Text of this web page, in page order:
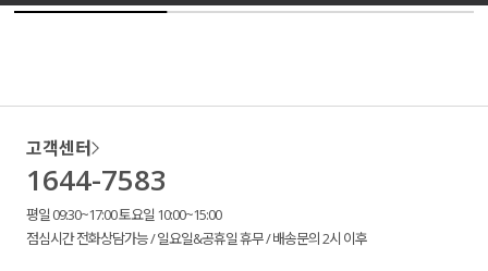
고객센터
1644-7583
평일 09:30~17:00 토요일 10:00~15:00
점심시간 전화상담가능 / 일요일&공휴일 휴무 / 배송문의 2시 이후